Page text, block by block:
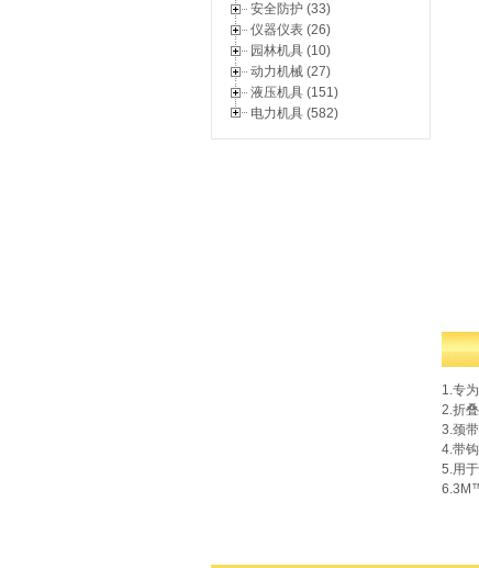
安全防护 (33)
仪器仪表 (26)
园林机具 (10)
动力机械 (27)
液压机具 (151)
电力机具 (582)
1.专
2.折
3.颈
4.带
5.用